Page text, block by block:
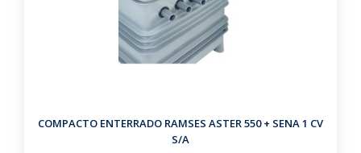
COMPACTO ENTERRADO RAMSES ASTER 550 + SENA 1 CV
S/A